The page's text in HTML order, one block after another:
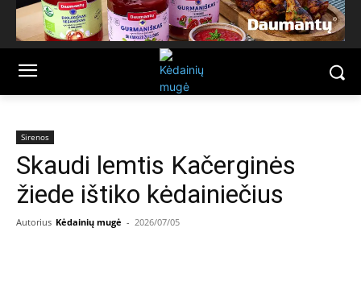
Sirenos
Skaudi lemtis Kačerginės
žiede ištiko kėdainiečius
Autorius Kėdainių mugė - 2026/07/05